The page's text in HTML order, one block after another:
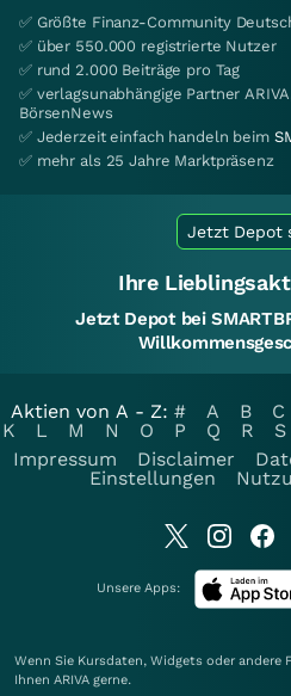
✅ Größte Finanz-Community
✅ über 550.000 registrierte Nutzer
✅ rund 2.000 Beiträge pro Tag
✅ verlagsunabhängige Partner
BörsenNews
✅ Jederzeit einfach handeln beim
✅ mehr als 25 Jahre Marktpräsenz
Jetzt Depot
Ihre
Jetzt Depot bei
Aktien von A - Z: # A B C
K
L M N O P Q R S
Impressum
Disclaimer
Einstellungen
Unsere Apps:
Wenn Sie Kursdaten, Widgets oder
Ihnen ARIVA gerne.